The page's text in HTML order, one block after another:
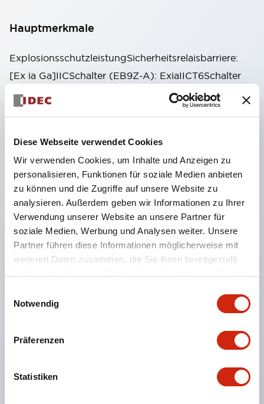
Diese Webseite verwendet Cookies
Wir verwenden Cookies, um Inhalte und Anzeigen zu
personalisieren, Funktionen für soziale Medien anbieten
zu können und die Zugriffe auf unsere Website zu
analysieren. Außerdem geben wir Informationen zu Ihrer
Verwendung unserer Website an unsere Partner für
soziale Medien, Werbung und Analysen weiter. Unsere
Partner führen diese Informationen möglicherweise mit
weiteren Daten zusammen, die Sie ihnen bereitgestellt
Notwendig
Präferenzen
Statistiken
Hauptmerkmale
ExplosionsschutzleistungSicherheitsrelaisbarriere:
[Ex ia Ga]IICSchalter (EB9Z-A): ExiaIICT6Schalter
(EB9Z-A1): ExiaIIBT6
Gewährleistung von Explosionsschutz und
Atmosphären.
Aufbau von Maschinensicherheitssystemen bis
Kategorie 4 nach ISO13849-1 und Performance
Level e möglich.
Für angeschlossene sichere Eingabegeräte sind
Modelle verfügbar, die in verschiedenen
explosionsfähigen Gasen und allen
Überwachung des Betriebszustands sicherer
Umfangreiche Auswahl an Not-Aus-Drucktastern
Explosionsschutzprüfung (TIIS) verfügbar.